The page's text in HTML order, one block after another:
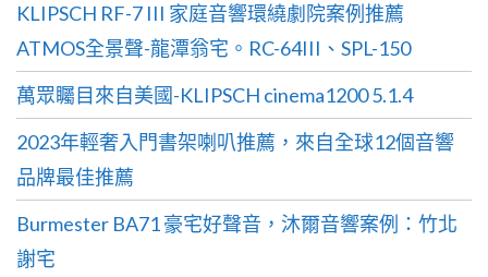
KLIPSCH RF-7 III 家庭音響環繞劇院案例推薦
ATMOS全景聲-龍潭翁宅。RC-64III、SPL-150
萬眾矚目來自美國-KLIPSCH cinema1200 5.1.4
2023年輕奢入門書架喇叭推薦，來自全球12個音響
品牌最佳推薦
Burmester BA71 豪宅好聲音，沐爾音響案例：竹北
謝宅